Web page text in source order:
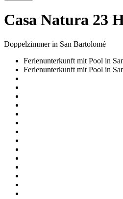
Casa Natura 23
Doppelzimmer in San Bartolomé
Ferienunterkunft mit Pool in
Ferienunterkunft mit Pool in